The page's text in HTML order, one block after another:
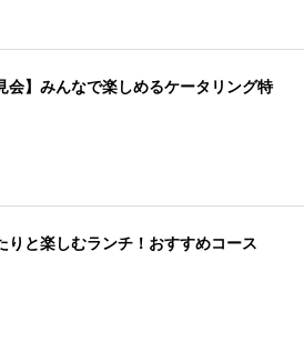
会】みんなで楽しめるケータリング特
りと楽しむランチ！おすすめコース